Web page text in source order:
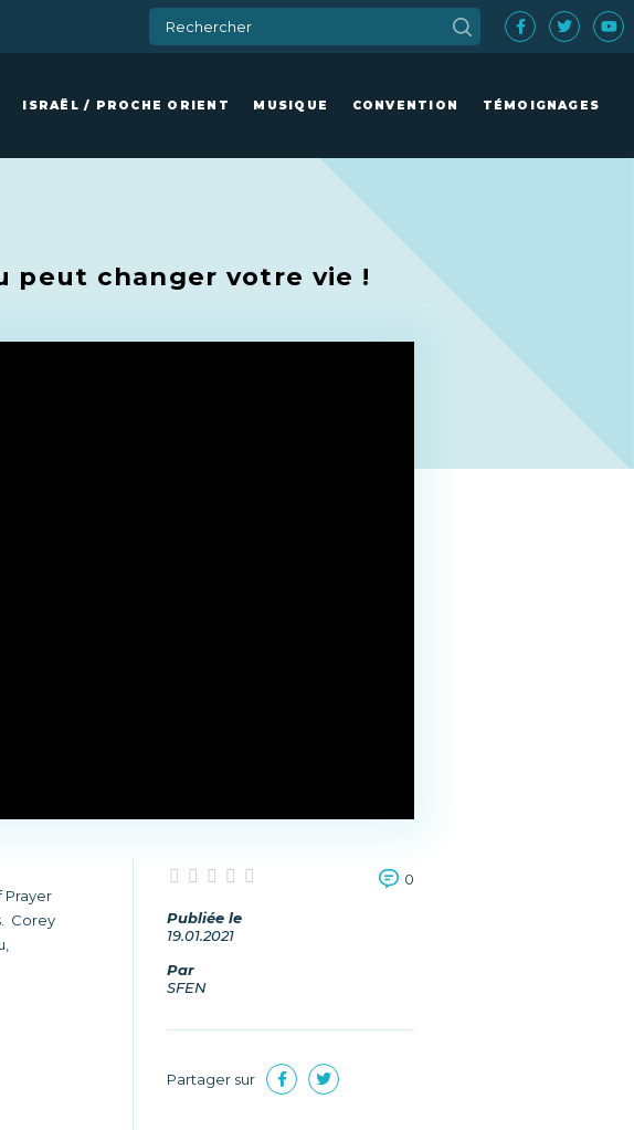
ISRAËL / PROCHE ORIENT MUSIQUE CONVENTION TÉMOIGNAGES
peut changer votre vie !
Prayer
Corey
0
Publiée le
19.01.2021
Par
SFEN
Partager sur